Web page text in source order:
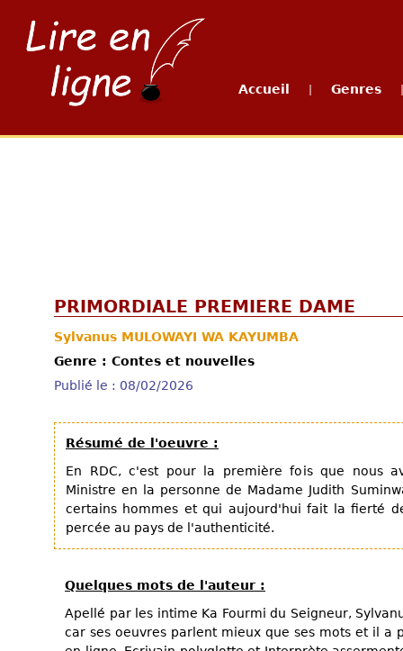
Accueil Genres
PRIMORDIALE PREMIERE DAME
Sylvanus MULOWAYI WA KAYUMBA
Genre : Contes et nouvelles
Publié le : 08/02/2026
Résumé de l'oeuvre :
En RDC, c'est pour la première fois que nous
Ministre en la personne de Madame Judith
certains hommes et qui aujourd'hui fait la fierté
percée au pays de l'authenticité.
Quelques mots de l'auteur :
Apellé par les intime Ka Fourmi du Seigneur,
car ses oeuvres parlent mieux que ses mots et il a